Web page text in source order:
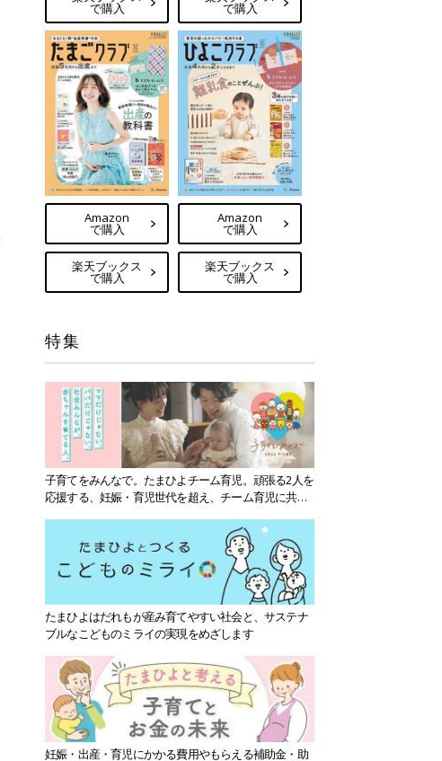
で購入 で購入
Amazon
で購入
楽天ブックス
で購入
Amazon
で購入
楽天ブックス
で購入
特集
子育てをみんなで。たまひよチーム育児。頑張る2人を
応援する、妊娠・育児世代を超え、チーム育児に共感
たまひよはだれもが産み育てやすい社会と、サステナ
ブルなこどものミライの実現をめざします
妊娠・出産・育児にかかる費用やもらえる補助金・助